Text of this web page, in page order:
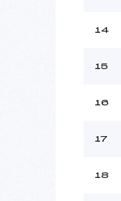
14
15
16
17
18